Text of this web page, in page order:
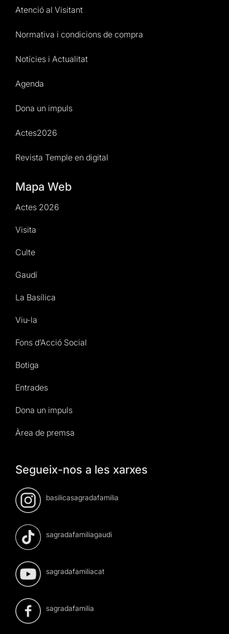
Atenció al Visitant
Normativa i condicions de compra
Notícies i Actualitat
Agenda
Dona un impuls
Actes2026
Revista Temple en digital
Mapa Web
Actes 2026
Visita
Culte
Gaudí
La Basílica
Viu-la
Fons d’Acció Social
Botiga
Entrades
Dona un impuls
Àrea de premsa
Segueix-nos a les xarxes
basilicasagradafamilia
sagradafamiliagaudi
sagradafamiliacat
sagradafamilia